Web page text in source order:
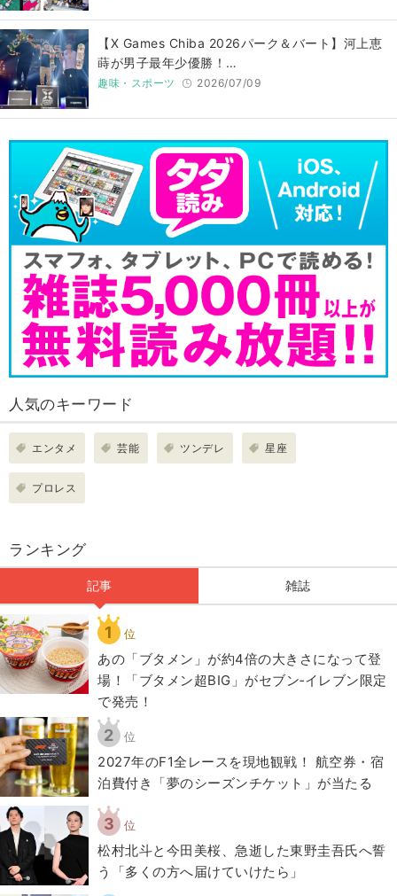
【X Games Chiba 2026パーク＆バート】河上恵
蒔が男子最年少優勝！…
趣味・スポーツ 2026/07/09
人気のキーワード
エンタメ 芸能 ツンデレ 星座
プロレス
ランキング
記事 雑誌
1 位
あの「ブタメン」が約4倍の大きさになって登
場！「ブタメン超BIG」がセブン‐イレブン限定
で発売！
2 位
2027年のF1全レースを現地観戦！ 航空券・宿
泊費付き「夢のシーズンチケット」が当たる
3 位
松村北斗と今田美桜、急逝した東野圭吾氏へ誓
う「多くの方へ届けていけたら」